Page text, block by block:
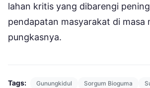
lahan kritis yang dibarengi
pendapatan masyarakat di masa
pungkasnya.
Tags: Gunungkidul Sorgum Bioguma